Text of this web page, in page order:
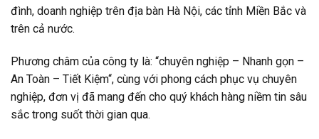
đình, doanh nghiệp trên địa bàn Hà Nội, các tỉnh Miền Bắc và
trên cả nước.
Phương châm của công ty là: “chuyên nghiệp – Nhanh gọn –
An Toàn – Tiết Kiệm“, cùng với phong cách phục vụ chuyên
nghiệp, đơn vị đã mang đến cho quý khách hàng niềm tin sâu
sắc trong suốt thời gian qua.